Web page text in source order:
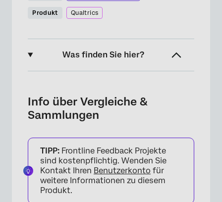
Produkt Qualtrics
Was finden Sie hier?
Erstellen von Vergleichen
Kollektionen anlegen
Vergleiche & Sammlungen teilen
Info über Vergleiche &
Sammlungen
TIPP: Frontline Feedback Projekte
sind kostenpflichtig. Wenden Sie
Kontakt Ihren Benutzerkonto für
weitere Informationen zu diesem
Produkt.